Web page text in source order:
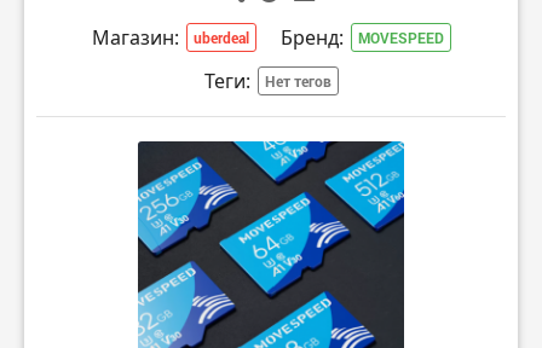
Магазин: uberdeal Бренд: MOVESPEED
Теги: Нет тегов